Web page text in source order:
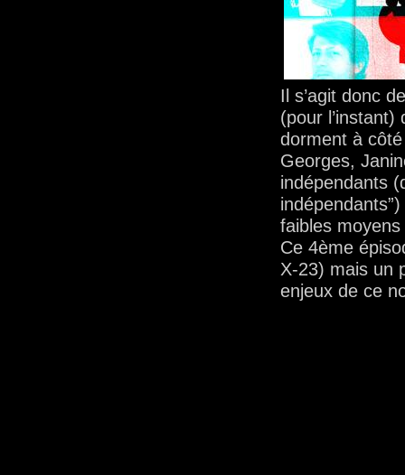
Il s’agit donc
(pour l’instant)
dorment à
Georges,
indépendants
faibles
Ce 4ème
X-23) mais un
enjeux de ce